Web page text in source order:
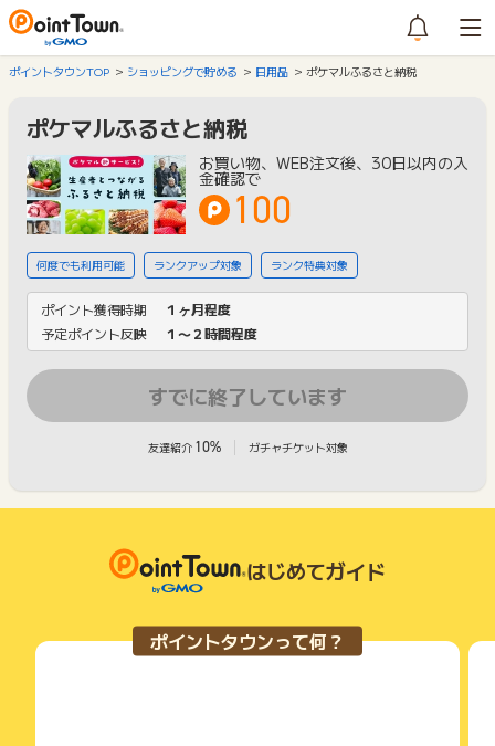
ポイントタウンTOP ショッピングで貯める 日用品 ポケマルふるさと納税
ポケマルふるさと納税
お買い物、WEB注文後、30日以内の入
金確認で
100
何度でも利用可能 ランクアップ対象 ランク特典対象
ポイント獲得時期
１ヶ月程度
予定ポイント反映
１〜２時間程度
すでに終了しています
友達紹介 10% ガチャチケット対象
はじめてガイド
ポイントタウンって何？